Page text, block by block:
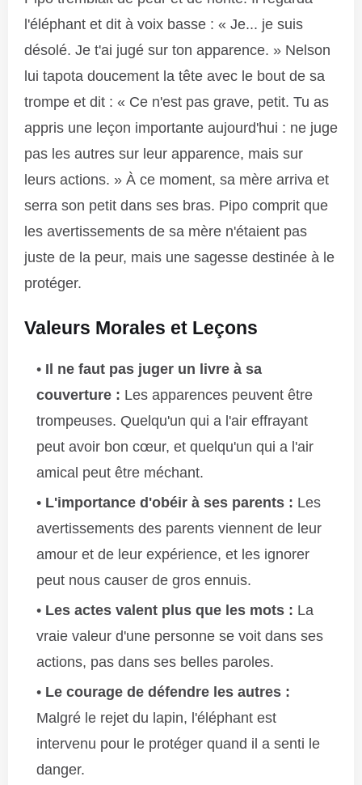
l'éléphant et dit à voix basse : « Je... je suis
désolé. Je t'ai jugé sur ton apparence. » Nelson
lui tapota doucement la tête avec le bout de sa
trompe et dit : « Ce n'est pas grave, petit. Tu as
appris une leçon importante aujourd'hui : ne juge
pas les autres sur leur apparence, mais sur
leurs actions. » À ce moment, sa mère arriva et
serra son petit dans ses bras. Pipo comprit que
les avertissements de sa mère n'étaient pas
juste de la peur, mais une sagesse destinée à le
protéger.
Valeurs Morales et Leçons
Il ne faut pas juger un livre à sa
couverture : Les apparences peuvent être
trompeuses. Quelqu'un qui a l'air effrayant
peut avoir bon cœur, et quelqu'un qui a l'air
amical peut être méchant.
L'importance d'obéir à ses parents : Les
avertissements des parents viennent de leur
amour et de leur expérience, et les ignorer
peut nous causer de gros ennuis.
Les actes valent plus que les mots : La
vraie valeur d'une personne se voit dans ses
actions, pas dans ses belles paroles.
Le courage de défendre les autres :
Malgré le rejet du lapin, l'éléphant est
intervenu pour le protéger quand il a senti le
danger.